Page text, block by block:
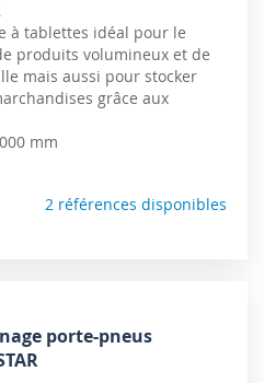
à tablettes idéal pour le
produits volumineux et de
mais aussi pour stocker
grâce aux
mm
2 références disponibles
porte-pneus